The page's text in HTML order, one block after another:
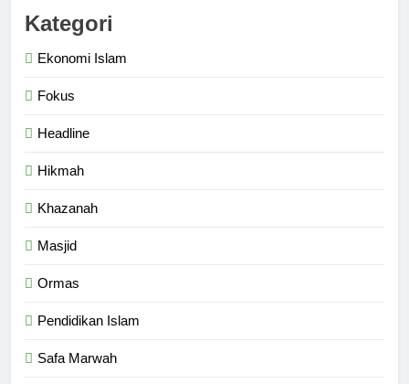
Kategori
Ekonomi Islam
Fokus
Headline
Hikmah
Khazanah
Masjid
Ormas
Pendidikan Islam
Safa Marwah
6